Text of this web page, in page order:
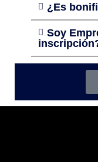
¿Es
Soy